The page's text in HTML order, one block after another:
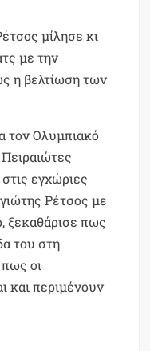
μίλησε κι
με την
η βελτίωση των
τον Ολυμπιακό
εγχώριες
Ρέτσος με
ξεκαθάρισε πως
του στη
οι
και περιμένουν